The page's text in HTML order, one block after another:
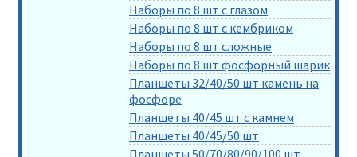
Наборы по 8 шт с глазом
Наборы по 8 шт с кембриком
Наборы по 8 шт сложные
Наборы по 8 шт фосфорный шарик
Планшеты 32/40/50 шт камень на
фосфоре
Планшеты 40/45 шт с камнем
Планшеты 40/45/50 шт
Планшеты 50/70/80/90/100 шт